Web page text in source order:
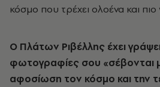
κόσμο που τρέχει ολοένα και
Ο Πλάτων Ριβέλλης έχει γράψει
φωτογραφίες σου «σέβονται
αφοσίωση τον κόσμο και την